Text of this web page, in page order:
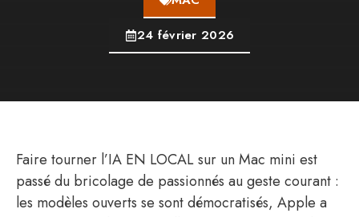
24 février 2026
Faire tourner l’IA EN LOCAL sur un Mac mini est
passé du bricolage de passionnés au geste courant :
les modèles ouverts se sont démocratisés, Apple a